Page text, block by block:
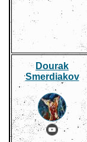
Dourak
Smerdiakov